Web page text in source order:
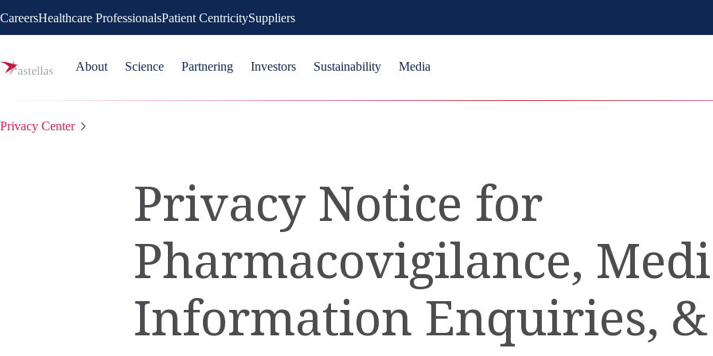
CareersHealthcare ProfessionalsPatient CentricitySuppliers
About Science Partnering Investors Sustainability Media
Privacy Center
Privacy Notice for
Pharmacovigilance,
Information Enquiries,